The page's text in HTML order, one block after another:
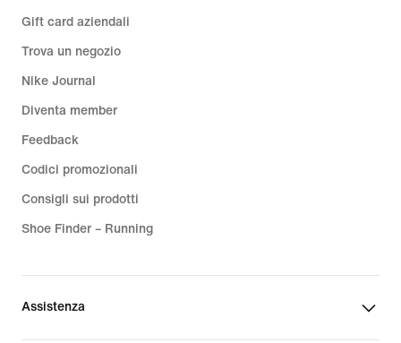
cui serve.
Grazie all'ampia gamma di vestibilità e
forme, troverai facilmente i leggings
quando le temperature aumentano,
una migliore traspirabilità. Se invece
hai bisogno di un maggiore sostegno,
grazie alla fascia elastica in vita
concentrarti sui tuoi obiettivi. Le
Gift card aziendali
Trova un negozio
Nike Journal
Diventa member
Feedback
Codici promozionali
Consigli sui prodotti
Shoe Finder – Running
Assistenza